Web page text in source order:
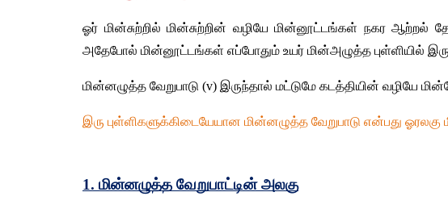
ஓர் மின்சுற்றில் மின்சுற்றின் வழியே மின்னூட்டங்கள் நகர ஆற்றல்
அதேபோல் மின்னூட்டங்கள் எப்போதும் உயர் மின்அழுத்த புள்ளியில்
மின்னழுத்த வேறுபாடு (v) இருந்தால் மட்டுமே கடத்தியின் வழியே
இரு புள்ளிகளுக்கிடையேயான மின்னழுத்த வேறுபாடு என்பது
1. மின்னழுத்த வேறுபாட்டின் அலகு